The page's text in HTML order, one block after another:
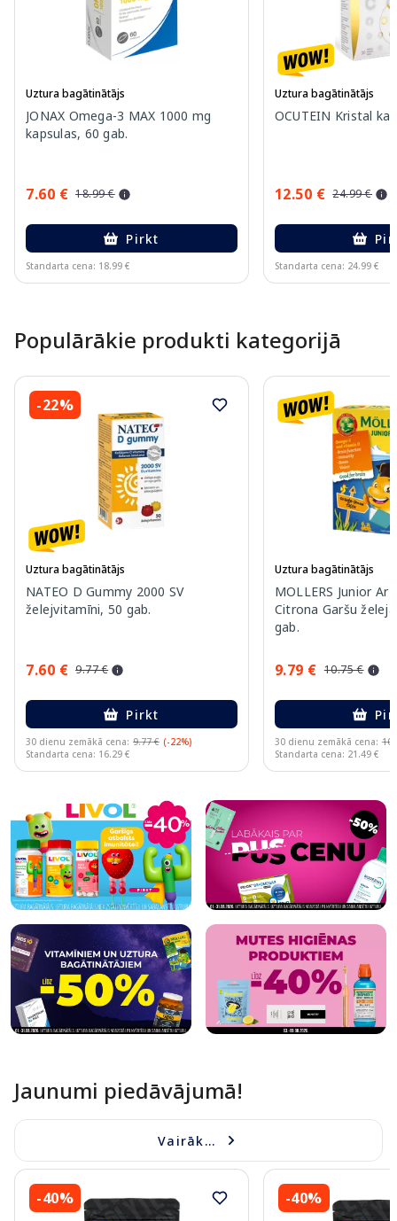
Uztura bagātinātājs
JONAX Omega-3 MAX 1000 mg
kapsulas, 60 gab.
7.60 € 18.99 €
Pirkt
Standarta cena: 18.99 €
Uztura bagātinātājs
OCUTEIN Kristal
12.50 € 24.99 €
Standarta cena: 24.99 €
Populārākie produkti kategorijā
-22%
Uztura bagātinātājs
NATEO D Gummy 2000 SV
želejvitamīni, 50 gab.
7.60 € 9.77 €
Pirkt
30 dienu zemākā cena: 9.77 € (-22%)
Standarta cena: 16.29 €
Uztura bagātinātājs
MOLLERS Junior Ar
Citrona Garšu
gab.
9.79 € 10.75 €
30 dienu zemākā cena:
Standarta cena: 21.49 €
Jaunumi piedāvājumā!
Vairāk...
-40% -40%